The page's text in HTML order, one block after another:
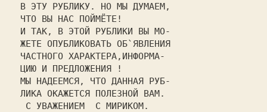
В ЭТУ РУБЛИКУ. НО МЫ ДУМАЕМ,
ЧТО ВЫ НАС ПОЙМЁТЕ!
И ТАК, В ЭТОЙ РУБЛИКИ ВЫ МО-
ЖЕТЕ ОПУБЛИКОВАТЬ ОБ`ЯВЛЕНИЯ
ЧАСТНОГО ХАРАКТЕРА,ИНФОРМА-
ЦИЮ И ПРЕДЛОЖЕНИЯ !
МЫ НАДЕЕМСЯ, ЧТО ДАННАЯ РУБ-
ЛИКА ОКАЖЕТСЯ ПОЛЕЗНОЙ ВАМ.
  С УВАЖЕНИЕМ
C МИРИКОМ.